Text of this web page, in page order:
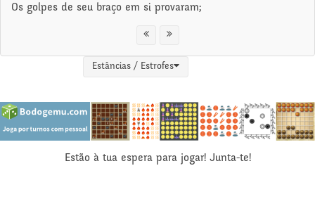
Os golpes de seu braço em si provaram;
Estâncias / Estrofes
Estão à tua espera para jogar! Junta-te!